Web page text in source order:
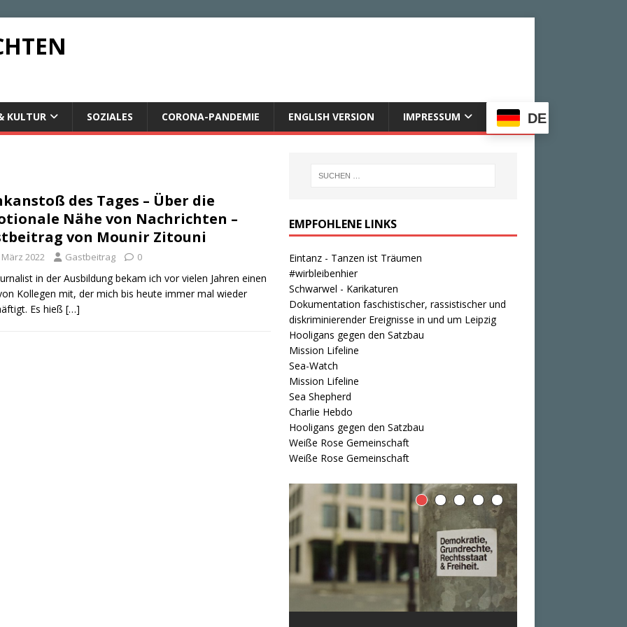
KULTUR SOZIALES CORONA-PANDEMIE ENGLISH VERSION IMPRESSUM DE
des Tages – Über die
Nähe von Nachrichten –
von Mounir Zitouni
März 2022 Gastbeitrag 0
in der Ausbildung bekam ich vor vielen Jahren einen
Kollegen mit, der mich bis heute immer mal wieder
Es hieß […]
EMPFOHLENE LINKS
Eintanz - Tanzen ist Träumen
#wirbleibenhier
Schwarwel - Karikaturen
Dokumentation faschistischer, rassistischer und
diskriminierender Ereignisse in und um Leipzig
Hooligans gegen den Satzbau
Mission Lifeline
Sea-Watch
Mission Lifeline
Sea Shepherd
Charlie Hebdo
Hooligans gegen den Satzbau
Weiße Rose Gemeinschaft
Weiße Rose Gemeinschaft